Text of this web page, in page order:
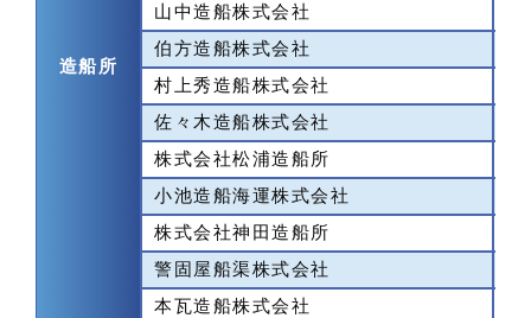
造船所
山中造船株式会社
伯方造船株式会社
村上秀造船株式会社
佐々木造船株式会社
株式会社松浦造船所
小池造船海運株式会社
株式会社神田造船所
警固屋船渠株式会社
本瓦造船株式会社